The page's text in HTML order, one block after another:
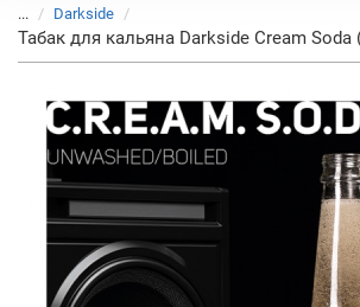
... Darkside
Табак для кальяна Darkside Cream